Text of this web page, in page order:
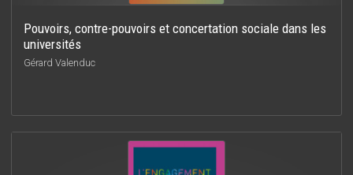
Pouvoirs, contre-pouvoirs et concertation sociale dans les
universités
Gérard Valenduc